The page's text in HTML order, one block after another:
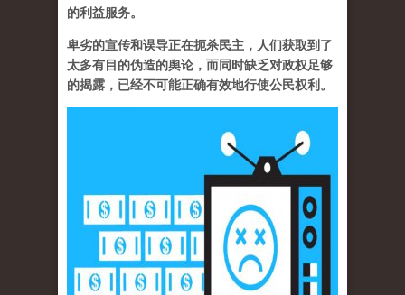
的利益服务。
卑劣的宣传和误导正在扼杀民主，人们获取到了
太多有目的伪造的舆论，而同时缺乏对政权足够
的揭露，已经不可能正确有效地行使公民权利。